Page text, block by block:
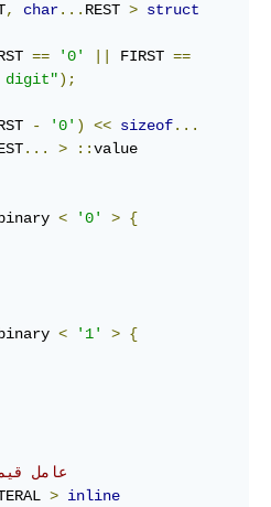
, char... REST > struct
== '0' FIRST ==
digit");
- '0' ) << sizeof...
... > ::value
< '0' > {
< '1' > {
// عامل
> inline